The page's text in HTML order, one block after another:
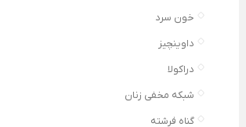
خون سرد
داوینچیز
دراکولا
شبکه مخفی زنان
گناه فرشته